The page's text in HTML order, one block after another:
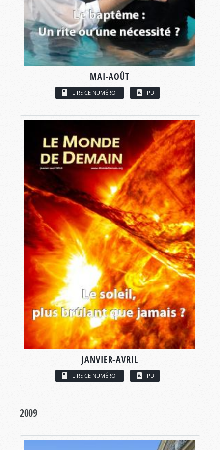
MAI-AOÛT
LIRE CE NUMÉRO PDF
JANVIER-AVRIL
LIRE CE NUMÉRO PDF
2009